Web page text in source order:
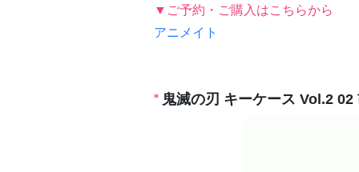
▼ご予約・ご購入はこちらから
アニメイト
鬼滅の刃 キーケース Vol.2 02